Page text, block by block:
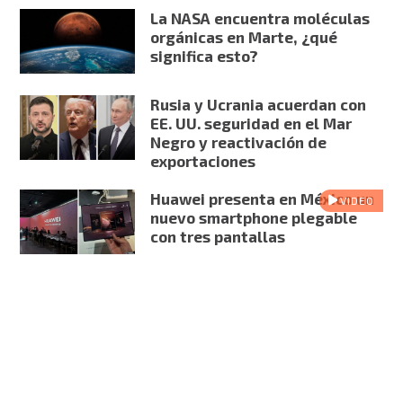
La NASA encuentra moléculas
orgánicas en Marte, ¿qué
significa esto?
Rusia y Ucrania acuerdan con
EE. UU. seguridad en el Mar
Negro y reactivación de
exportaciones
VIDEO
Huawei presenta en México un
nuevo smartphone plegable
con tres pantallas